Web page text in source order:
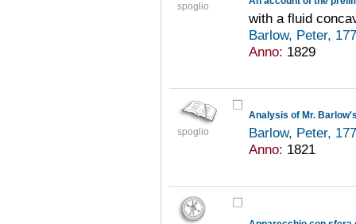
spoglio
with a fluid
Barlow, Peter,
Anno: 1829
spoglio
Analysis of Mr.
Barlow, Peter,
Anno: 1821